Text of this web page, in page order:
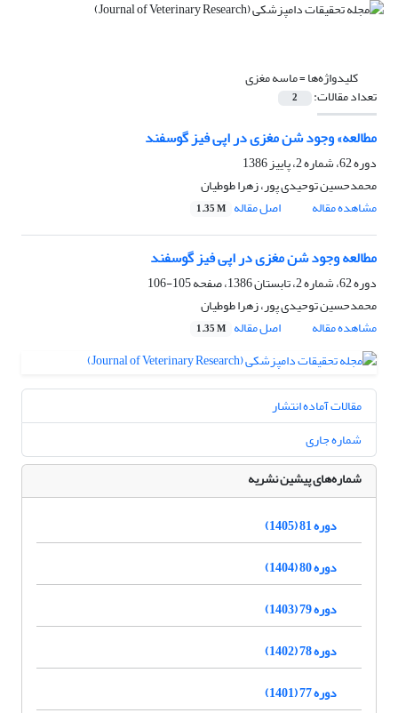
کلیدواژه‌ها =ماسه مغزی
تعداد مقالات: 2
مطالعه» وجود شن مغزی در اپی فیز گوسفند
دوره 62، شماره 2، پاییز 1386
محمدحسین توحیدی پور، زهرا طوطیان
مشاهده مقاله
اصل مقاله 1.35 M
مطالعه وجود شن مغزی در اپی فیز گوسفند
دوره 62، شماره 2، تابستان 1386، صفحه
105-106
محمدحسین توحیدی پور، زهرا طوطیان
مشاهده مقاله
اصل مقاله 1.35 M
مقالات آماده انتشار
شماره جاری
شماره‌های پیشین نشریه
دوره 81 (1405)
دوره 80 (1404)
دوره 79 (1403)
دوره 78 (1402)
دوره 77 (1401)